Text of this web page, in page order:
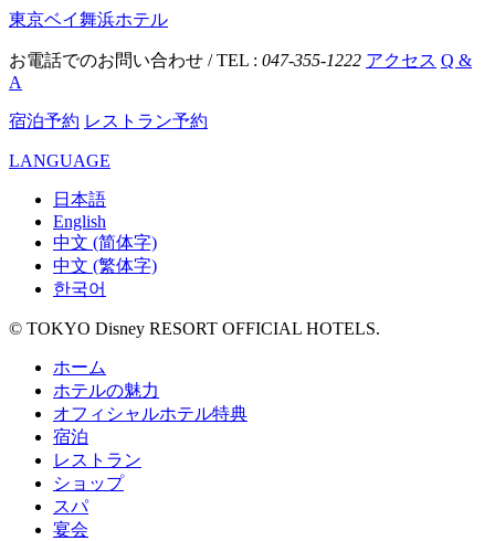
東京ベイ舞浜ホテル
お電話でのお問い合わせ / TEL : 047-355-1222 アクセス Q &
A
宿泊予約 レストラン予約
LANGUAGE
日本語
English
中文 (简体字)
中文 (繁体字)
한국어
© TOKYO Disney RESORT OFFICIAL HOTELS.
ホーム
ホテルの魅力
オフィシャルホテル特典
宿泊
レストラン
ショップ
スパ
宴会